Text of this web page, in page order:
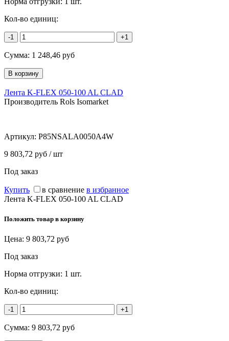
Кол-во единиц:
-1 +1
Сумма: 1 248,46 руб
Лента K-FLEX 050-100 AL CLAD
Производитель Rols Isomarket
Артикул: P85NSALA0050A4W
9 803,72 руб / шт
Под заказ
Купить в сравнение в избранное
Лента K-FLEX 050-100 AL CLAD
Положить товар в корзину
Цена: 9 803,72 руб
Под заказ
Норма отгрузки: 1 шт.
Кол-во единиц:
-1 +1
Сумма: 9 803,72 руб